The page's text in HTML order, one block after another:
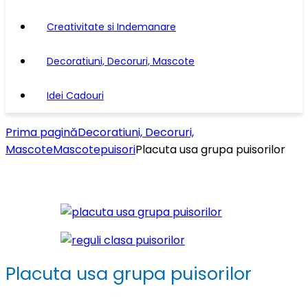
Creativitate si Indemanare
Decoratiuni, Decoruri, Mascote
Idei Cadouri
Prima paginăDecoratiuni, Decoruri,
MascoteMascotepuisoriPlacuta usa grupa puisorilor
Placuta usa grupa puisorilor